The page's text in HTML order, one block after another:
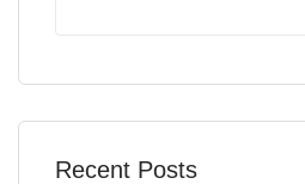
Recent Posts